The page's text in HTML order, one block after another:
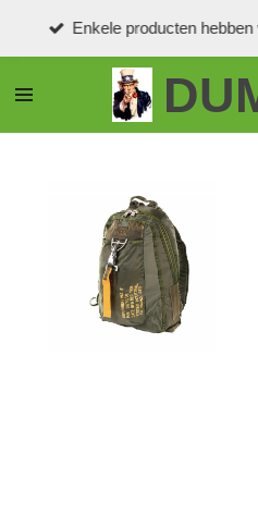
de
Enkele producten